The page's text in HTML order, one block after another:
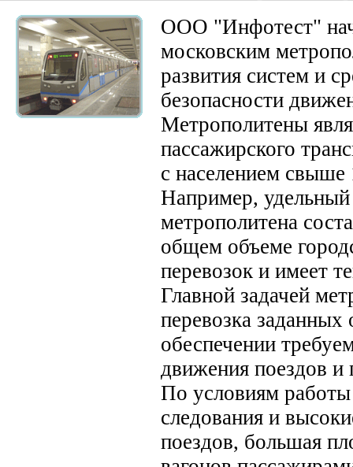
ООО "Инфотест"
московским
развития систем и
безопасности
Метрополитены
пассажирского
с населением свыше
Например,
метрополитена
общем объеме
перевозок и имеет
Главной задачей
перевозка
обеспечении
движения поездов и
По условиям
следования и
поездов, большая